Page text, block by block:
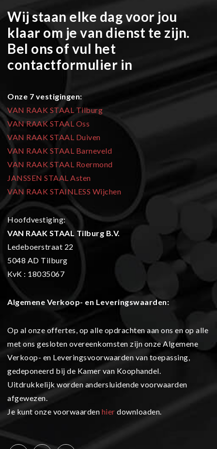
Wij staan elke dag voor jou
klaar om je van dienst te zijn.
Bel ons of vul het
contactformulier in
Onze 7 vestigingen:
VAN RAAK STAAL Tilburg
VAN RAAK STAAL Oss
VAN RAAK STAAL Duiven
VAN RAAK STAAL Barneveld
VAN RAAK STAAL Roermond
JANSSEN STAAL Asten
VAN RAAK STAINLESS Wijchen
Hoofdvestiging:
VAN RAAK STAAL Tilburg B.V.
Ledeboerstraat 22
5048 AD Tilburg
KvK : 18035067
Algemene Verkoop- en Leveringswaarden:
Op al onze offertes, op alle opdrachten aan ons en op alle
met ons gesloten overeenkomsten zijn onze Algemene
Verkoop- en Leveringsvoorwaarden van toepassing,
gedeponeerd bij de Kamer van Koophandel.
Uitdrukkelijk worden andersluidende voorwaarden
afgewezen.
Je kunt onze voorwaarden hier downloaden.